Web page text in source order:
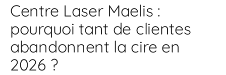
Centre Laser Maelis :
pourquoi tant de clientes
abandonnent la cire en
2026 ?